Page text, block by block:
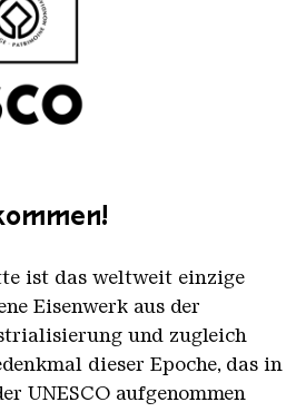
huette 2021 schwarz
ist das weltweit einzige
Eisenwerk aus der
und zugleich
dieser Epoche, das in
UNESCO aufgenommen